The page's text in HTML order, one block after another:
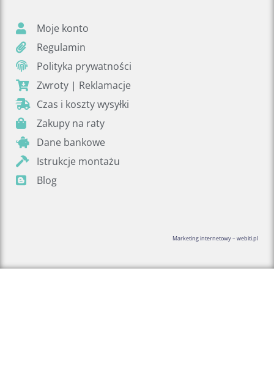
Moje konto
Regulamin
Polityka prywatności
Zwroty | Reklamacje
Czas i koszty wysyłki
Zakupy na raty
Dane bankowe
Istrukcje montażu
Blog
Marketing internetowy – webiti.pl